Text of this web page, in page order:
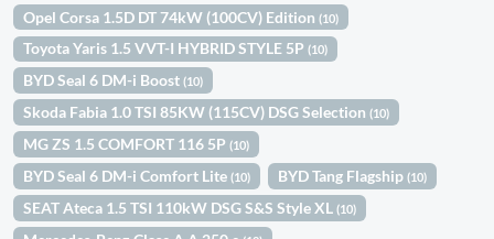
Opel Corsa 1.5D DT 74kW (100CV) Edition(10)
Toyota Yaris 1.5 VVT-I HYBRID STYLE 5P(10)
BYD Seal 6 DM-i Boost(10)
Skoda Fabia 1.0 TSI 85KW (115CV) DSG Selection(10)
MG ZS 1.5 COMFORT 116 5P(10)
BYD Seal 6 DM-i Comfort Lite(10) BYD Tang Flagship(10)
SEAT Ateca 1.5 TSI 110kW DSG S&S Style XL(10)